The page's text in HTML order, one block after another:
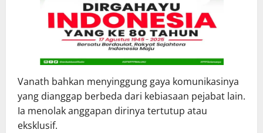
Vanath bahkan menyinggung gaya komunikasinya
yang dianggap berbeda dari kebiasaan pejabat lain.
Ia menolak anggapan dirinya tertutup atau
eksklusif.